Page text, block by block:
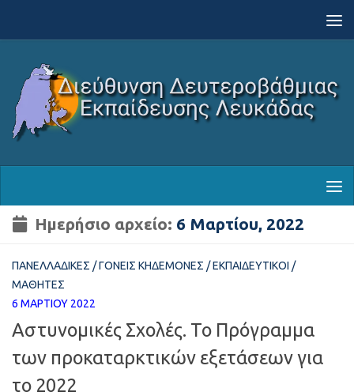
Ημερήσιο αρχείο: 6 Μαρτίου, 2022
ΠΑΝΕΛΛΑΔΙΚΈΣ /ΓΟΝΕΊΣ ΚΗΔΕΜΌΝΕΣ /ΕΚΠΑΙΔΕΥΤΙΚΟΊ /
ΜΑΘΗΤΈΣ
6 ΜΑΡΤΊΟΥ 2022
Αστυνομικές Σχολές. Το Πρόγραμμα
των προκαταρκτικών εξετάσεων για
το 2022